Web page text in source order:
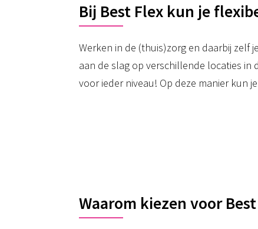
Bij Best Flex kun je
Werken in de (thuis)zorg en daarbij zelf
aan de slag op verschillende locaties in
voor ieder niveau! Op deze manier kun
Waarom kiezen voor